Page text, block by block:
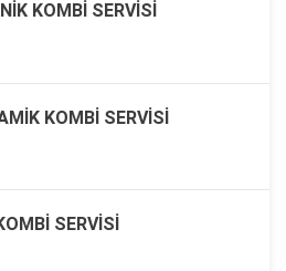
KOMBI SERVISI
KOMBI SERVISI
SERVISI